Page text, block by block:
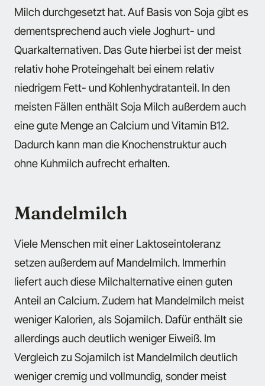
Milch durchgesetzt hat. Auf Basis von Soja gibt es
dementsprechend auch viele Joghurt- und
Quarkalternativen. Das Gute hierbei ist der meist
relativ hohe Proteingehalt bei einem relativ
niedrigem Fett- und Kohlenhydratanteil. In den
meisten Fällen enthält Soja Milch außerdem auch
eine gute Menge an Calcium und Vitamin B12.
Dadurch kann man die Knochenstruktur auch
ohne Kuhmilch aufrecht erhalten.
Mandelmilch
Viele Menschen mit einer Laktoseintoleranz
setzen außerdem auf Mandelmilch. Immerhin
liefert auch diese Milchalternative einen guten
Anteil an Calcium. Zudem hat Mandelmilch meist
weniger Kalorien, als Sojamilch. Dafür enthält sie
allerdings auch deutlich weniger Eiweiß. Im
Vergleich zu Sojamilch ist Mandelmilch deutlich
weniger cremig und vollmundig, sonder meist